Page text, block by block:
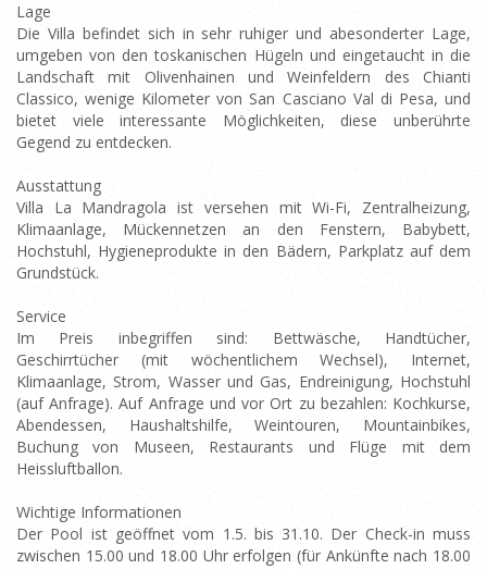
Lage
Die Villa befindet sich in sehr ruhiger und abesonderter Lage,
umgeben von den toskanischen Hügeln und eingetaucht in die
Landschaft mit Olivenhainen und Weinfeldern des Chianti
Classico, wenige Kilometer von San Casciano Val di Pesa, und
bietet viele interessante Möglichkeiten, diese unberührte
Gegend zu entdecken.
Ausstattung
Villa La Mandragola ist versehen mit Wi-Fi, Zentralheizung,
Klimaanlage, Mückennetzen an den Fenstern, Babybett,
Hochstuhl, Hygieneprodukte in den Bädern, Parkplatz auf dem
Grundstück.
Service
Im Preis inbegriffen sind: Bettwäsche, Handtücher,
Geschirrtücher (mit wöchentlichem Wechsel), Internet,
Klimaanlage, Strom, Wasser und Gas, Endreinigung, Hochstuhl
(auf Anfrage). Auf Anfrage und vor Ort zu bezahlen: Kochkurse,
Abendessen, Haushaltshilfe, Weintouren, Mountainbikes,
Buchung von Museen, Restaurants und Flüge mit dem
Heissluftballon.
Wichtige Informationen
Der Pool ist geöffnet vom 1.5. bis 31.10. Der Check-in muss
zwischen 15.00 und 18.00 Uhr erfolgen (für Ankünfte nach 18.00